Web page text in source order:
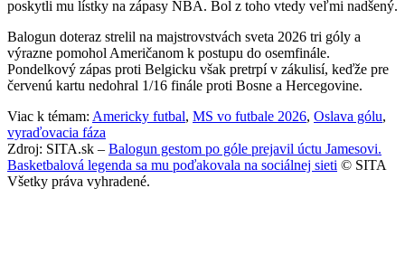
poskytli mu lístky na zápasy NBA. Bol z toho vtedy veľmi nadšený.
Balogun doteraz strelil na majstrovstvách sveta 2026 tri góly a
výrazne pomohol Američanom k postupu do osemfinále.
Pondelkový zápas proti Belgicku však pretrpí v zákulisí, keďže pre
červenú kartu nedohral 1/16 finále proti Bosne a Hercegovine.
Viac k témam: Americky futbal, MS vo futbale 2026, Oslava gólu,
vyraďovacia fáza
Zdroj: SITA.sk – Balogun gestom po góle prejavil úctu Jamesovi.
Basketbalová legenda sa mu poďakovala na sociálnej sieti © SITA
Všetky práva vyhradené.